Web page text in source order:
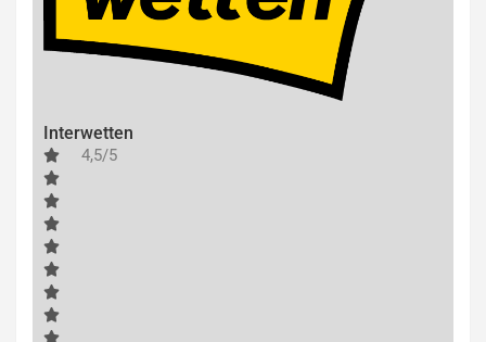
Interwetten
4,5/5